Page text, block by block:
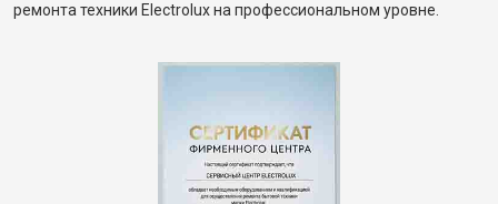
ремонта техники Electrolux на профессиональном уровне.